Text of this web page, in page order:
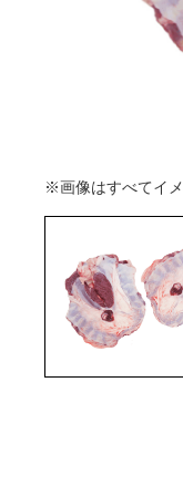
※画像はすべてイ